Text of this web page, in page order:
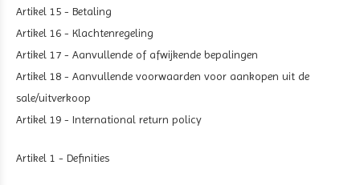
Artikel 15 - Betaling
Artikel 16 - Klachtenregeling
Artikel 17 - Aanvullende of afwijkende bepalingen
Artikel 18 - Aanvullende voorwaarden voor aankopen uit de
sale/uitverkoop
Artikel 19 - International return policy
Artikel 1 - Definities